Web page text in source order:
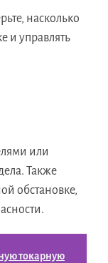
насколько
и управлять
или
Также
обстановке,
токарную